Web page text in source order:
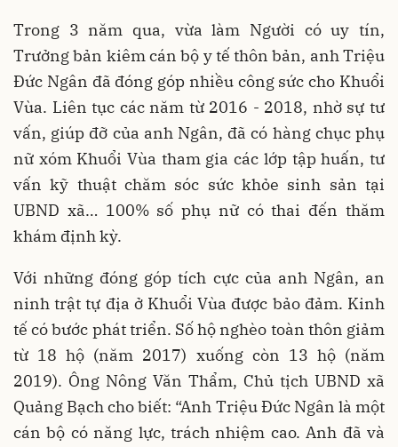
Trong 3 năm qua, vừa làm Người có uy tín,
Trưởng bản kiêm cán bộ y tế thôn bản, anh Triệu
Đức Ngân đã đóng góp nhiều công sức cho Khuổi
Vùa. Liên tục các năm từ 2016 - 2018, nhờ sự tư
vấn, giúp đỡ của anh Ngân, đã có hàng chục phụ
nữ xóm Khuổi Vùa tham gia các lớp tập huấn, tư
vấn kỹ thuật chăm sóc sức khỏe sinh sản tại
UBND xã… 100% số phụ nữ có thai đến thăm
khám định kỳ.
Với những đóng góp tích cực của anh Ngân, an
ninh trật tự địa ở Khuổi Vùa được bảo đảm. Kinh
tế có bước phát triển. Số hộ nghèo toàn thôn giảm
từ 18 hộ (năm 2017) xuống còn 13 hộ (năm
2019). Ông Nông Văn Thẩm, Chủ tịch UBND xã
Quảng Bạch cho biết: “Anh Triệu Đức Ngân là một
cán bộ có năng lực, trách nhiệm cao. Anh đã và